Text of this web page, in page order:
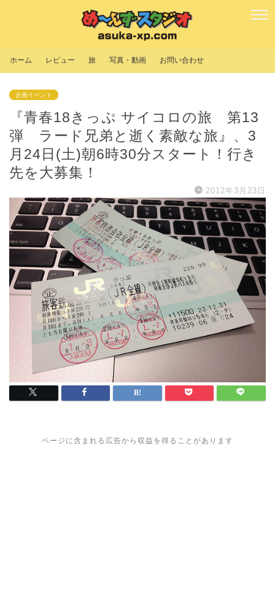
ホーム レビュー 旅 写真・動画 お問い合わせ
企画イベント
『青春18きっぷ サイコロの旅 第13
弾 ラード兄弟と逝く素敵な旅』、3
月24日(土)朝6時30分スタート！行き
先を大募集！
2012年3月23日
ページに含まれる広告から収益を得ることがあります